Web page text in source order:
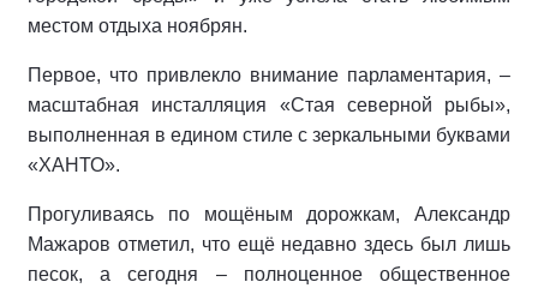
местом отдыха ноябрян.
Первое, что привлекло внимание парламентария, –
масштабная инсталляция «Стая северной рыбы»,
выполненная в едином стиле с зеркальными буквами
«ХАНТО».
Прогуливаясь по мощёным дорожкам, Александр
Мажаров отметил, что ещё недавно здесь был лишь
песок, а сегодня – полноценное общественное